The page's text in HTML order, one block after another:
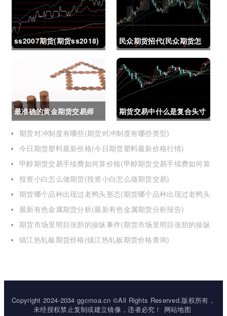
ss2007期货(期货ss2018)
民众期货招代(民众期货怎
么了)
最准确的黄金期货交易师
(最准确的黄金期货交易师
是谁)
期货交易中什么是复合头寸
(期货交易中什么是复合头
寸交易)
期货对冲制度有哪些(期货对冲制度有哪些类型)
今日期货塑料最新价格(今日期货塑料最新价格行情)
甲醇期货交易手续费如何算价格(甲醇期货交易手续费如何算
投资小白怎么做期货(投资小白怎么做期货交易)
期货哪个品种出现过老鸭头形态(期货哪个品种出现过老鸭头
最新有色金属期货分析(最新有色金属期货分析报告)
期货市场里明目张胆的操纵事件(期货市场里明目张胆的操纵
镇江热轧板期货价格(镇江热轧板期货价格查询)
Copyright 2024-2034 ggcmoa.cn ©All Rights Reserved.版权所有，
未经授权禁止复制或建立镜像，违者必究！
网站地图